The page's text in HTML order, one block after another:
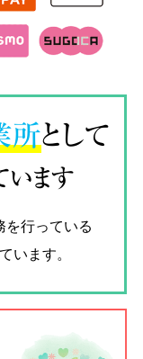
所として
います
を行っている
います。